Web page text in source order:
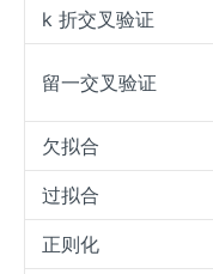
k 折交叉验证
留一交叉验证
欠拟合
过拟合
正则化